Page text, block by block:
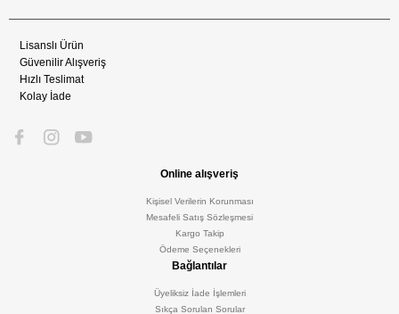
Lisanslı Ürün
Güvenilir Alışveriş
Hızlı Teslimat
Kolay İade
Online alışveriş
Kişisel Verilerin Korunması
Mesafeli Satış Sözleşmesi
Kargo Takip
Ödeme Seçenekleri
Bağlantılar
Üyeliksiz İade İşlemleri
Sıkça Sorulan Sorular